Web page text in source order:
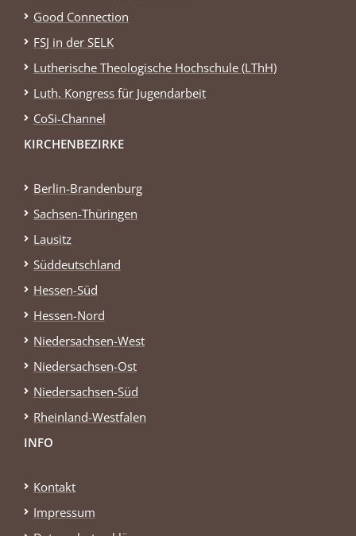
Good Connection
FSJ in der SELK
Lutherische Theologische Hochschule (LThH)
Luth. Kongress für Jugendarbeit
CoSi-Channel
KIRCHENBEZIRKE
Berlin-Brandenburg
Sachsen-Thüringen
Lausitz
Süddeutschland
Hessen-Süd
Hessen-Nord
Niedersachsen-West
Niedersachsen-Ost
Niedersachsen-Süd
Rheinland-Westfalen
INFO
Kontakt
Impressum